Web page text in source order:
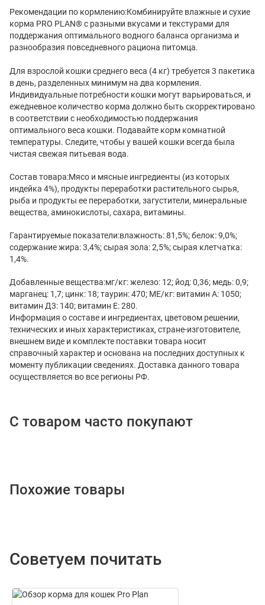
Рекомендации по кормлению:Комбинируйте влажные и сухие
корма PRO PLAN® с разными вкусами и текстурами для
поддержания оптимального водного баланса организма и
разнообразия повседневного рациона питомца.
Для взрослой кошки среднего веса (4 кг) требуется 3 пакетика
в день, разделенных минимум на два кормления.
Индивидуальные потребности кошки могут варьироваться, и
ежедневное количество корма должно быть скорректировано
в соответствии с необходимостью поддержания
оптимального веса кошки. Подавайте корм комнатной
температуры. Следите, чтобы у вашей кошки всегда была
чистая свежая питьевая вода.
Состав товара:Мясо и мясные ингредиенты (из которых
индейка 4%), продукты переработки растительного сырья,
рыба и продукты ее переработки, загустители, минеральные
вещества, аминокислоты, сахара, витамины.
Гарантируемые показатели:влажность: 81,5%; белок: 9,0%;
содержание жира: 3,4%; сырая зола: 2,5%; сырая клетчатка:
1,4%.
Добавленные вещества:мг/кг: железо: 12; йод: 0,36; медь: 0,9;
марганец: 1,7; цинк: 18; таурин: 470; МЕ/кг: витамин А: 1050;
витамин Д3: 140; витамин Е: 280.
Информация о составе и ингредиентах, цветовом решении,
технических и иных характеристиках, стране-изготовителе,
внешнем виде и комплекте поставки товара носит
справочный характер и основана на последних доступных к
моменту публикации сведениях. Доставка данного товара
осуществляется во все регионы РФ.
С товаром часто покупают
Похожие товары
Советуем почитать